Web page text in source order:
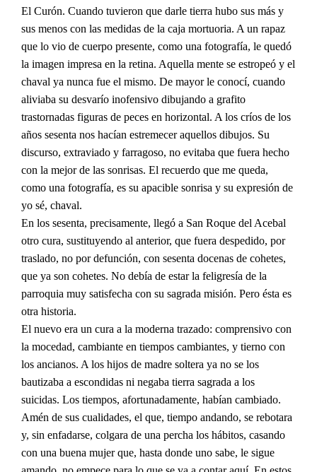
El Curón. Cuando tuvieron que darle tierra hubo sus más y
sus menos con las medidas de la caja mortuoria. A un rapaz
que lo vio de cuerpo presente, como una fotografía, le quedó
la imagen impresa en la retina. Aquella mente se estropeó y el
chaval ya nunca fue el mismo. De mayor le conocí, cuando
aliviaba su desvarío inofensivo dibujando a grafito
trastornadas figuras de peces en horizontal. A los críos de los
años sesenta nos hacían estremecer aquellos dibujos. Su
discurso, extraviado y farragoso, no evitaba que fuera hecho
con la mejor de las sonrisas. El recuerdo que me queda,
como una fotografía, es su apacible sonrisa y su expresión de
yo sé, chaval.
En los sesenta, precisamente, llegó a San Roque del Acebal
otro cura, sustituyendo al anterior, que fuera despedido, por
traslado, no por defunción, con sesenta docenas de cohetes,
que ya son cohetes. No debía de estar la feligresía de la
parroquia muy satisfecha con su sagrada misión. Pero ésta es
otra historia.
El nuevo era un cura a la moderna trazado: comprensivo con
la mocedad, cambiante en tiempos cambiantes, y tierno con
los ancianos. A los hijos de madre soltera ya no se los
bautizaba a escondidas ni negaba tierra sagrada a los
suicidas. Los tiempos, afortunadamente, habían cambiado.
Amén de sus cualidades, el que, tiempo andando, se rebotara
y, sin enfadarse, colgara de una percha los hábitos, casando
con una buena mujer que, hasta donde uno sabe, le sigue